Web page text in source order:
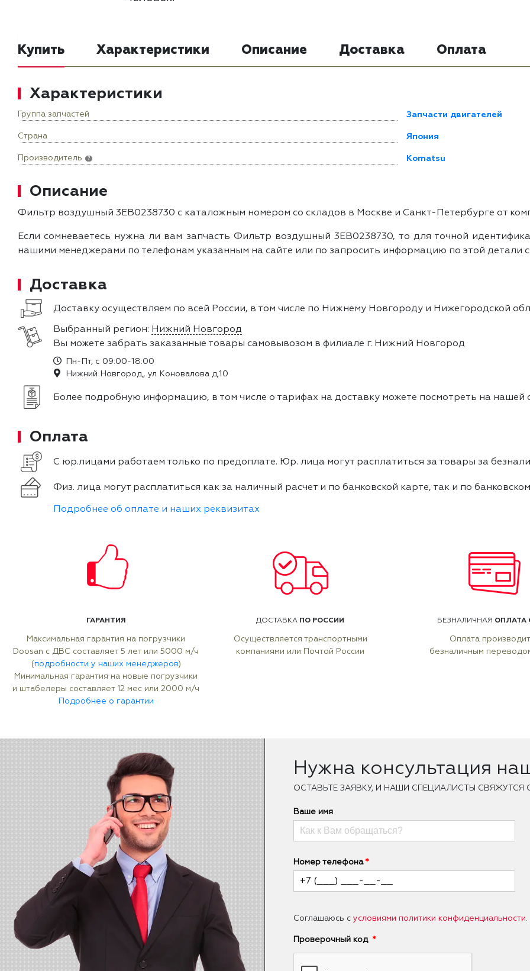
Купить Характеристики Описание Доставка Оплата
Характеристики
Группа запчастей Запчасти двигателей
Страна Япония
Производитель ? Komatsu
Описание
Фильтр воздушный 3EB0238730 с каталожным номером со складов в Москве и Санкт-Петербурге от
Если сомневаетесь нужна ли вам запчасть Фильтр воздушный 3EB0238730, то для точной
нашими менеджерами по телефонам указанным на сайте или по запросить информацию по этой детали
Доставка
Доставку осуществляем по всей России, в том числе по Нижнему Новгороду и Нижегородской
Выбранный регион: Нижний Новгород
Вы можете забрать заказанные товары самовывозом в филиале г. Нижний Новгород
Пн-Пт, с 09:00-18:00
Нижний Новгород, ул Коновалова д.10
Более подробную информацию, в том числе о тарифах на доставку можете посмотреть на нашей
Оплата
С юр.лицами работаем только по предоплате. Юр. лица могут расплатиться за товары за
Физ. лица могут расплатиться как за наличный расчет и по банковской карте, так и по
Подробнее об оплате и наших реквизитах
ГАРАНТИЯ
Максимальная гарантия на погрузчики
Doosan с ДВС составляет 5 лет или 5000 м/ч
(подробности у наших менеджеров)
Минимальная гарантия на новые погрузчики
и штабелеры составляет 12 мес или 2000 м/ч
Подробнее о гарантии
ДОСТАВКА ПО РОССИИ
Осуществляется транспортными
компаниями или Почтой России
БЕЗНАЛИЧНАЯ ОПЛАТА
Оплата
безналичным
Нужна консультация
ОCТАВЬТЕ ЗАЯВКУ, И НАШИ СПЕЦИАЛИСТЫ
Ваше имя
Номер телефона
Соглашаюсь с условиями политики конфиденциальности.
Проверочный код